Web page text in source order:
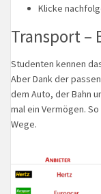
Klicke
Transport –
Studenten kennen
Aber Dank der
dem Auto, der Bahn
mal ein Vermögen.
Wege.